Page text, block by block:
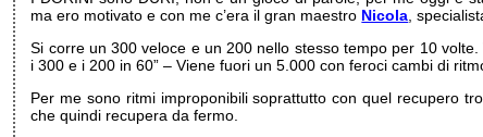
ma ero motivato e con me c’era il gran maestro Nicola ,
Si corre un 300 veloce e un 200 nello stesso tempo per 10 volte.
i 300 e i 200 in 60” – Viene fuori un 5.000 con feroci cambi di
Per me sono ritmi improponibili soprattutto con quel recupero
che quindi recupera da fermo.